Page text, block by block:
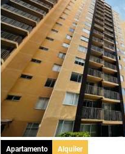
Apartamento Alquiler